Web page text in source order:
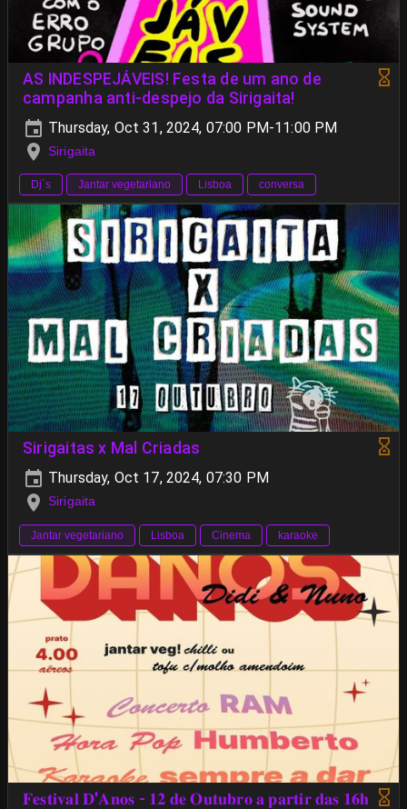
AS INDESPEJÁVEIS! Festa de um ano de
campanha anti-despejo da Sirigaita!
Thursday, Oct 31, 2024, 07:00 PM-11:00 PM
Sirigaita
Dj´s Jantar vegetariano Lisboa conversa
Sirigaitas x Mal Criadas
Thursday, Oct 17, 2024, 07:30 PM
Sirigaita
Jantar vegetariano Lisboa Cinema karaoke
𝐅𝐞𝐬𝐭𝐢𝐯𝐚𝐥 𝐃'𝐀𝐧𝐨𝐬 - 𝟏𝟐 𝐝𝐞 𝐎𝐮𝐭𝐮𝐛𝐫𝐨 𝐚 𝐩𝐚𝐫𝐭𝐢𝐫 𝐝𝐚𝐬 𝟏𝟔𝐡